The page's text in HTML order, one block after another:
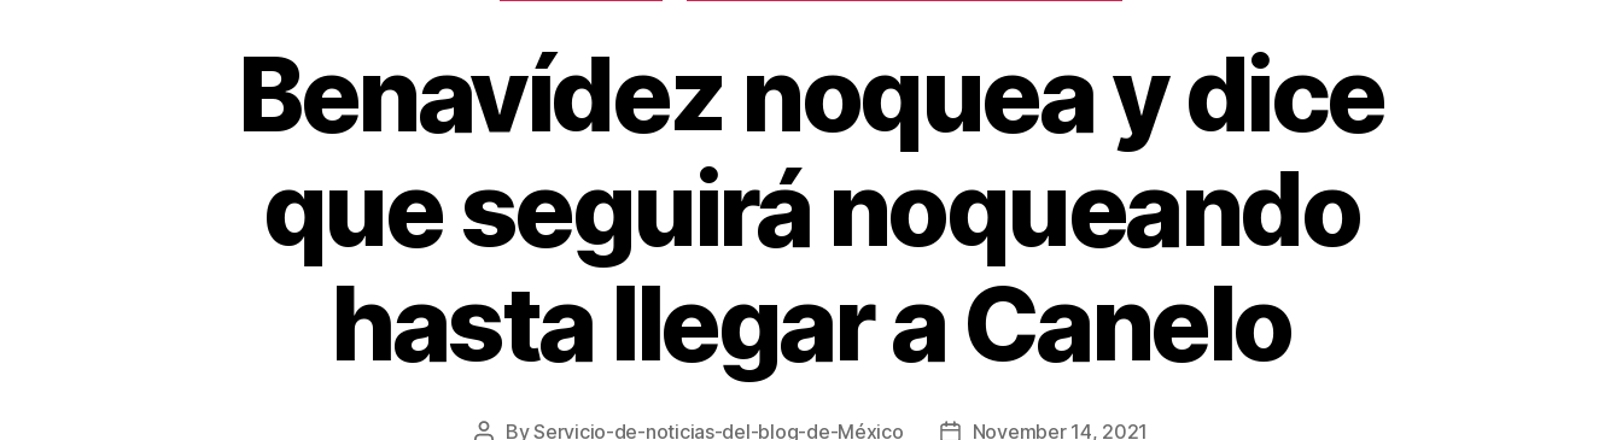
Benavídez noquea y dice
que seguirá noqueando
hasta llegar a Canelo
PostByServicio-de-noticias-del-blog-de-México
PostNovember 14, 2021